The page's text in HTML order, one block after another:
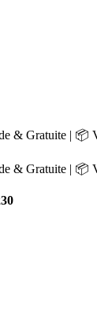
& Gratuite | 📦
& Gratuite | 📦